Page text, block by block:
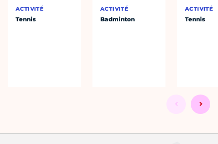
ACTIVITÉ
Tennis
ACTIVITÉ
Badminton
ACTIVITÉ
Tennis